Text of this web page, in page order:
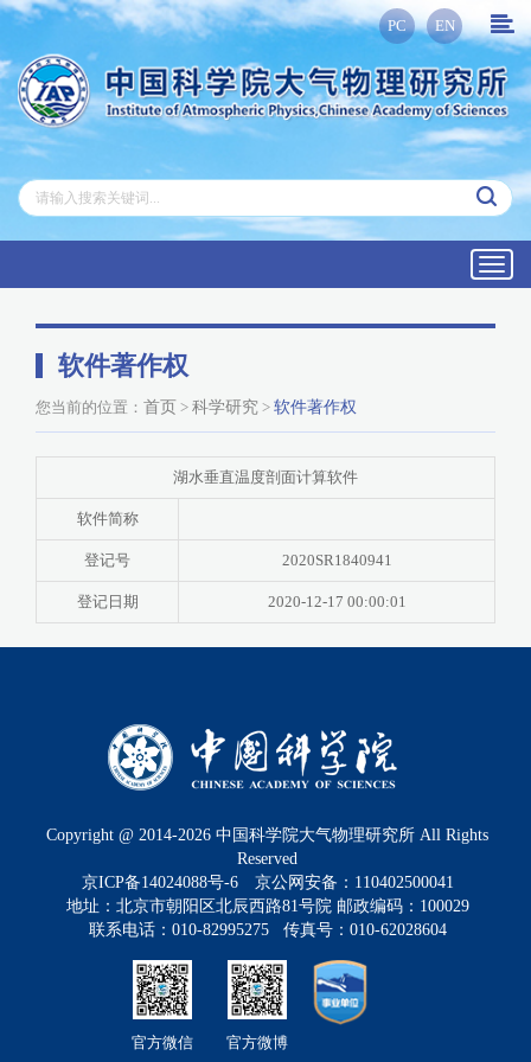
PC EN
软件著作权
您当前的位置： 首页 > 科学研究 > 软件著作权
湖水垂直温度剖面计算软件
软件简称
登记号 2020SR1840941
登记日期 2020-12-17 00:00:01
Copyright @ 2014-2026 中国科学院大气物理研究所 All Rights
Reserved
京ICP备14024088号-6
京公网安备：110402500041
地址：北京市朝阳区北辰西路81号院 邮政编码：100029
联系电话：010-82995275 传真号：010-62028604
官方微信 官方微博